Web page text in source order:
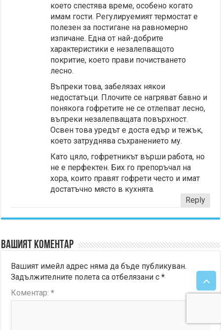
което спестява време, особено когато
имам гости. Регулируемият термостат е
полезен за постигане на равномерно
изпичане. Една от най-добрите
характеристики е незалепващото
покритие, което прави почистването
лесно.
Въпреки това, забелязах някои
недостатъци. Плочите се нагряват бавно и
понякога гофретите не се отлепват лесно,
въпреки незалепващата повърхност.
Освен това уредът е доста едър и тежък,
което затруднява съхранението му.
Като цяло, гофретникът върши работа, но
не е перфектен. Бих го препоръчал на
хора, които правят гофрети често и имат
достатъчно място в кухнята.
Reply
Вашият коментар
Вашият имейл адрес няма да бъде публикуван.
Задължителните полета са отбелязани с*
Коментар:*